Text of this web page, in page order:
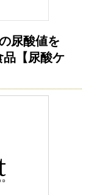
尿酸値を
【尿酸ケ